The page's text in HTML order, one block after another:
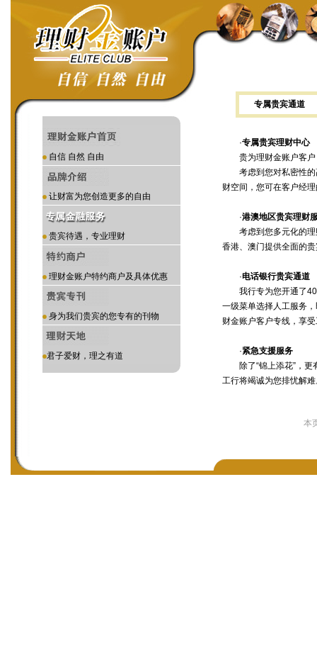
自信 自然 自由
让财富为您创造更多的自由
贵宾待遇，专业理财
理财金账户特约商户及具体优惠
身为我们贵宾的您专有的刊物
君子爱财，理之有道
专属贵宾通道
·专属贵宾理财中心
贵为理财金账户客户
考虑到您对私密性的高
财空间，您可在客户经
·港澳地区贵宾理财
考虑到您多元化的理
香港、澳门提供全面的
·电话银行贵宾通道
我行专为您开通了
一级菜单选择人工服务
财金账户客户专线，享
·紧急支援服务
除了“锦上添花”，更
工行将竭诚为您排忧解难
本